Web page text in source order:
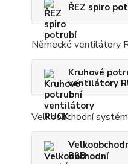
ŘEZ spiro
Německé ventilátory
Kruhové
ventilátory
Velkoobchodní
B2B